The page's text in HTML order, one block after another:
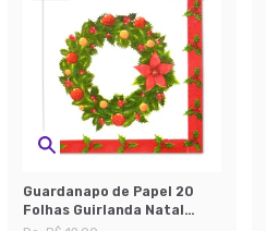
Guardanapo de Papel 20
Folhas Guirlanda Natal